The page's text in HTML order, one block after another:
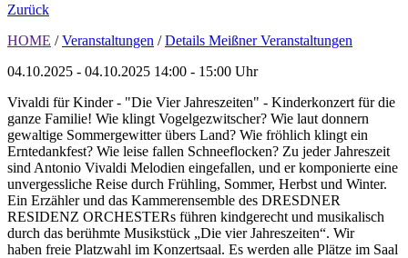
Zurück
HOME / Veranstaltungen / Details Meißner Veranstaltungen
04.10.2025 - 04.10.2025 14:00 - 15:00 Uhr
Vivaldi für Kinder - "Die Vier Jahreszeiten" - Kinderkonzert für die
ganze Familie! Wie klingt Vogelgezwitscher? Wie laut donnern
gewaltige Sommergewitter übers Land? Wie fröhlich klingt ein
Erntedankfest? Wie leise fallen Schneeflocken? Zu jeder Jahreszeit
sind Antonio Vivaldi Melodien eingefallen, und er komponierte eine
unvergessliche Reise durch Frühling, Sommer, Herbst und Winter.
Ein Erzähler und das Kammerensemble des DRESDNER
RESIDENZ ORCHESTERs führen kindgerecht und musikalisch
durch das berühmte Musikstück „Die vier Jahreszeiten“. Wir
haben freie Platzwahl im Konzertsaal. Es werden alle Plätze im Saal